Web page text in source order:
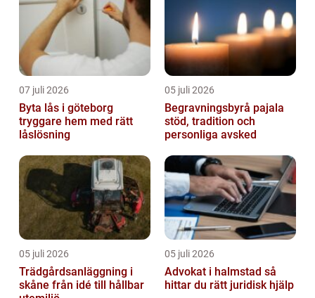
07 juli 2026
Byta lås i göteborg
tryggare hem med rätt
låslösning
05 juli 2026
Begravningsbyrå pajala
stöd, tradition och
personliga avsked
05 juli 2026
Trädgårdsanläggning i
skåne från idé till hållbar
05 juli 2026
Advokat i halmstad så
hittar du rätt juridisk hjälp